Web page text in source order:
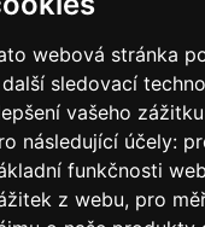
webová stránka
sledovací
vašeho
následující účely:
funkčnosti
z webu, pro
a panely, které mají
nezatěžuje fasády. To
a logistických hal s
Naprostá většina našich
řešení vyprojektovaná a
kotevní situaci.
daného řešení =
zpracování posudků pro
realizací, např. nejvýše
republice je od nás.